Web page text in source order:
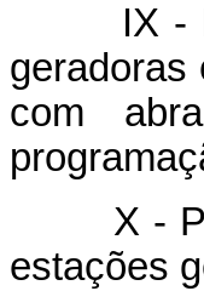
IX -
geradoras
com
X -
estações